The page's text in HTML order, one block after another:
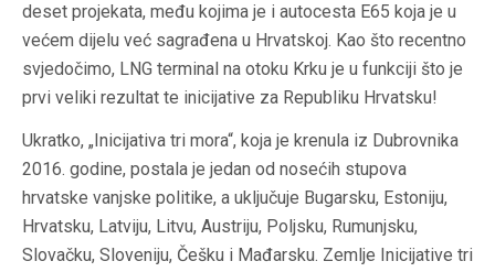
deset projekata, među kojima je i autocesta E65 koja je u
većem dijelu već sagrađena u Hrvatskoj. Kao što recentno
svjedočimo, LNG terminal na otoku Krku je u funkciji što je
prvi veliki rezultat te inicijative za Republiku Hrvatsku!
Ukratko, „Inicijativa tri mora“, koja je krenula iz Dubrovnika
2016. godine, postala je jedan od nosećih stupova
hrvatske vanjske politike, a uključuje Bugarsku, Estoniju,
Hrvatsku, Latviju, Litvu, Austriju, Poljsku, Rumunjsku,
Slovačku, Sloveniju, Češku i Mađarsku. Zemlje Inicijative tri